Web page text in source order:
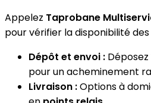
Appelez Taprobane
pour vérifier la disponibilité
Dépôt et envoi :
pour un acheminement
Livraison :Options à